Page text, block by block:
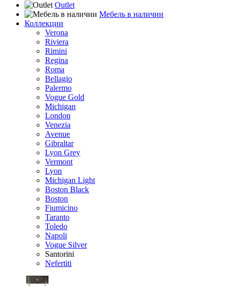
Outlet
Мебель в наличии
Коллекции
Verona
Riviera
Rimini
Regina
Roma
Bellagio
Palermo
Vogue Gold
Michigan
London
Venezia
Avenue
Gibraltar
Lyon Grey
Vermont
Lyon
Michigan Light
Boston Black
Boston
Fiumicino
Taranto
Toledo
Napoli
Vogue Silver
Santorini
Nefertiti